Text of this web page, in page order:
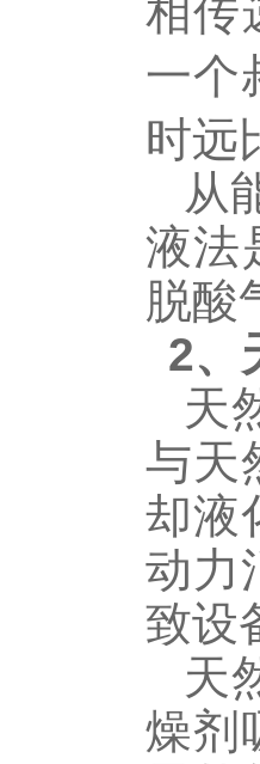
相传
一个
时远
从
液法
脱酸
2、
天
与天
却液
动力
致设
天
燥剂